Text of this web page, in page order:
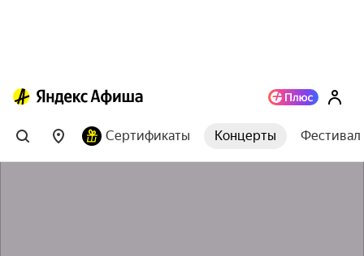
Сертификаты Концерты